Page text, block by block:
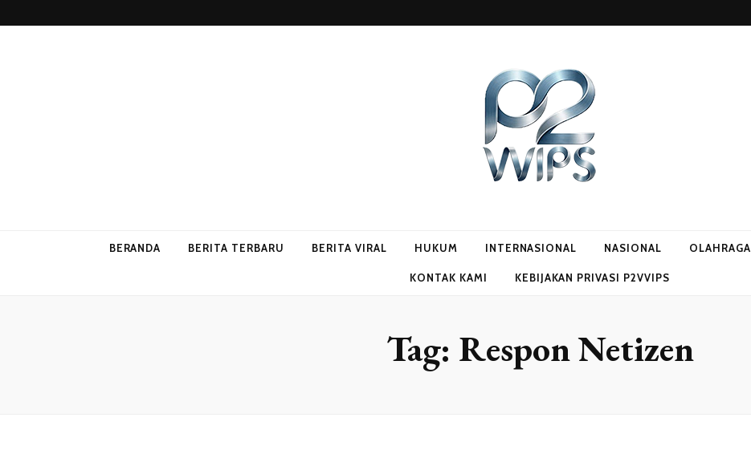
BERANDA BERITA TERBARU BERITA VIRAL HUKUM INTERNASIONAL NASIONAL OLAHRAGA
KONTAK KAMI KEBIJAKAN PRIVASI P2VVIPS
Tag: Respon Netizen